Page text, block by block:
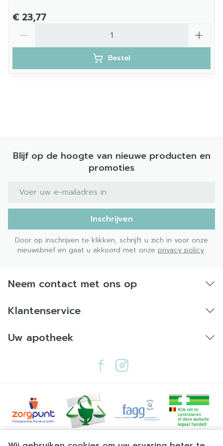
€ 23,77
Bestel
Blijf op de hoogte van nieuwe producten en
promoties
E-mail adres
Inschrijven
Door op inschrijven te klikken, schrijft u zich in voor onze
nieuwsbrief en gaat u akkoord met onze privacy policy.
Neem contact met ons op
Klantenservice
Uw apotheek